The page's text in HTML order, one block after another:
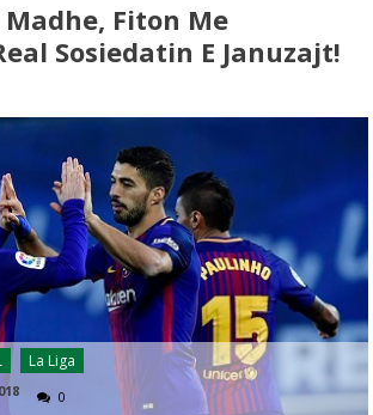
Madhe, Fiton Me
Sosiedatin E Januzajt!
La Liga
0